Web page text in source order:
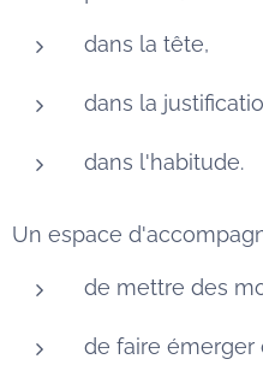
dans la tête,
dans la
dans l'habitude.
Un espace
de mettre des
de faire émerger